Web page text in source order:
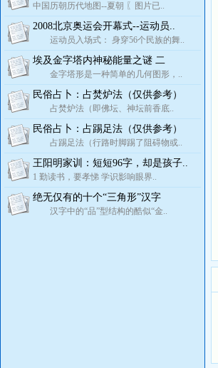
中国历朝历代地图--夏朝 〖图片已..
2008北京奥运会开幕式--运动员..
运动员入场式： 身穿56个民族的舞..
埃及金字塔内神秘能量之谜 二
金字塔形是一种简单的几何图形，..
民俗占卜：占焚炉法（仅供参考）
占焚炉法（即佛坛、神坛前香底..
民俗占卜：占踢足法（仅供参考）
占踢足法（行路时脚踢了阻碍物或..
王阳明家训：短短96字，却是孩子..
1 勤读书，要孝悌 学识影响眼界..
绝无仅有的十个“三角形”汉字
汉字中的“品”型结构的酷似“金..